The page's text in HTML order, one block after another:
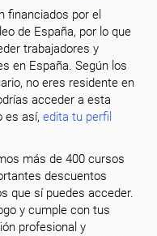
financiados por el
de España, por lo que
trabajadores y
en España. Según los
no eres residente en
acceder a esta
es así,edita tu perfil
más de 400 cursos
descuentos
que sí puedes acceder.
y cumple con tus
profesional y